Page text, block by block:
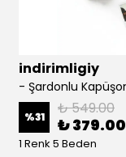
indirimligiy
%31 ₺ 549.00
₺ 379.00
1 Renk 5 Beden